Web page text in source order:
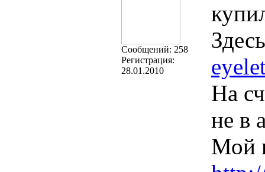
Cообщений: 258
Регистрация:
28.01.2010
На
не в
Мой